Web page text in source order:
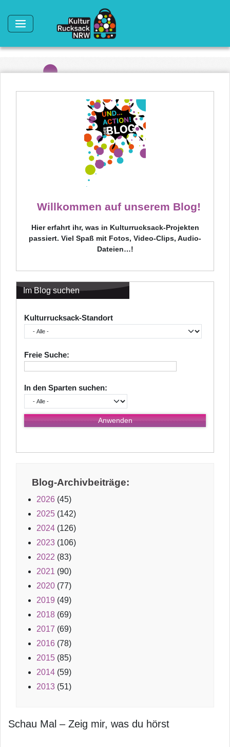
Willkommen auf unserem Blog!
Hier erfahrt ihr, was in Kulturrucksack-Projekten
passiert. Viel Spaß mit Fotos, Video-Clips, Audio-
Dateien…!
Im Blog suchen
Kulturrucksack-Standort
Freie Suche:
In den Sparten suchen:
Blog-Archivbeiträge:
2026 (45)
2025 (142)
2024 (126)
2023 (106)
2022 (83)
2021 (90)
2020 (77)
2019 (49)
2018 (69)
2017 (69)
2016 (78)
2015 (85)
2014 (59)
2013 (51)
Schau Mal – Zeig mir, was du hörst